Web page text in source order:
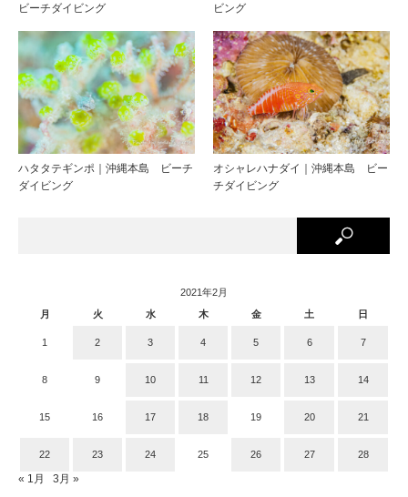
ビーチダイビング
ビング
ハタタテギンポ｜沖縄本島 ビーチ
ダイビング
オシャレハナダイ｜沖縄本島 ビー
チダイビング
2021年2月
月
火 水 木 金 土 日
1 2 3 4 5 6 7
8 9 10 11 12 13 14
15 16 17 18 19 20 21
22 23 24 25 26 27 28
« 1月 3月 »